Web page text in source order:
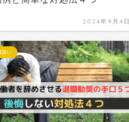
2024年9月4日
扱い